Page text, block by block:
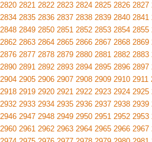
2820 2821 2822 2823 2824 2825 2826 2827
2834 2835 2836 2837 2838 2839 2840 2841
2848 2849 2850 2851 2852 2853 2854 2855
2862 2863 2864 2865 2866 2867 2868 2869
2876 2877 2878 2879 2880 2881 2882 2883
2890 2891 2892 2893 2894 2895 2896 2897
2904 2905 2906 2907 2908 2909 2910 2911
2918 2919 2920 2921 2922 2923 2924 2925
2932 2933 2934 2935 2936 2937 2938 2939
2946 2947 2948 2949 2950 2951 2952 2953
2960 2961 2962 2963 2964 2965 2966 2967